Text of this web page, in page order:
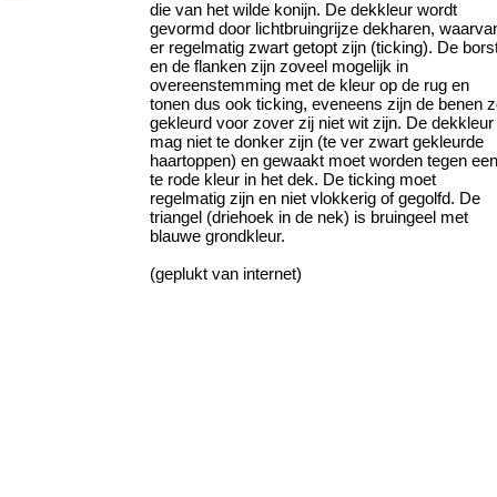
die van het wilde konijn. De dekkleur wordt
gevormd door lichtbruingrijze dekharen,
er regelmatig zwart getopt zijn (ticking). De
en de flanken zijn zoveel mogelijk in
overeenstemming met de kleur op de rug en
tonen dus ook ticking, eveneens zijn de benen
gekleurd voor zover zij niet wit zijn. De dekkleur
mag niet te donker zijn (te ver zwart gekleurde
haartoppen) en gewaakt moet worden tegen een
te rode kleur in het dek. De ticking moet
regelmatig zijn en niet vlokkerig of gegolfd. De
triangel (driehoek in de nek) is bruingeel met
blauwe grondkleur.
(geplukt van internet)